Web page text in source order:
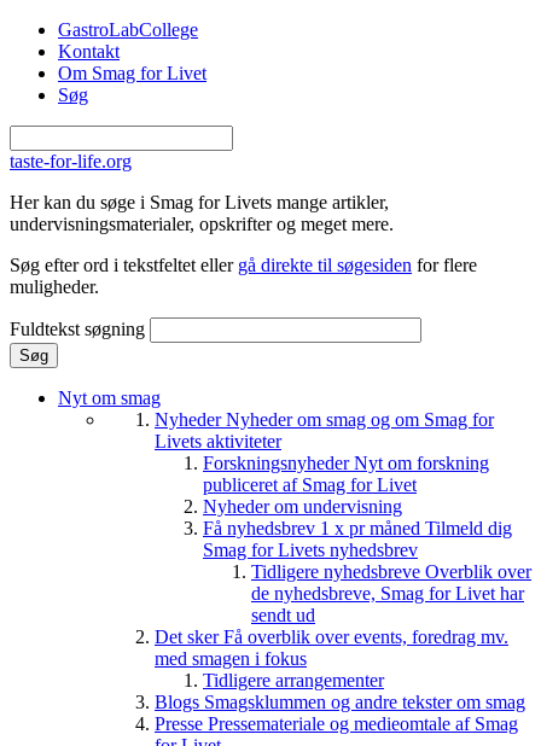
Gå til hovedindhold
GastroLabCollege
Kontakt
Om Smag for Livet
Søg
taste-for-life.org
Her kan du søge i Smag for Livets mange artikler,
undervisningsmaterialer, opskrifter og meget mere.
Søg efter ord i tekstfeltet eller gå direkte til søgesiden for flere
muligheder.
Fuldtekst søgning
Nyt om smag
NyhederNyheder om smag og om Smag for
Livets aktiviteter
ForskningsnyhederNyt om forskning
publiceret af Smag for Livet
Nyheder om undervisning
Få nyhedsbrev 1 x pr måned Tilmeld dig
Smag for Livets nyhedsbrev
Tidligere nyhedsbreve Overblik over
de nyhedsbreve, Smag for Livet har
sendt ud
Det skerFå overblik over events, foredrag mv.
med smagen i fokus
Tidligere arrangementer
Blogs Smagsklummen og andre tekster om smag
Presse Pressemateriale og medieomtale af Smag